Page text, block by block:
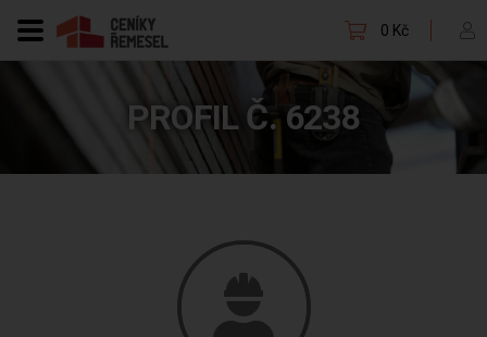
0 Kč
PROFIL Č. 6238